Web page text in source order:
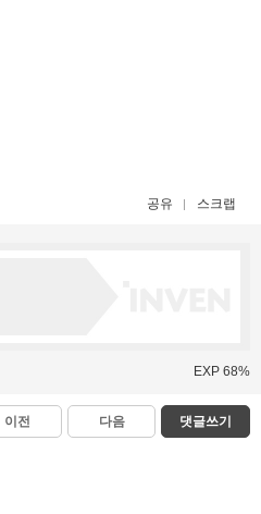
공유 스크랩
EXP 68%
이전 다음 댓글쓰기